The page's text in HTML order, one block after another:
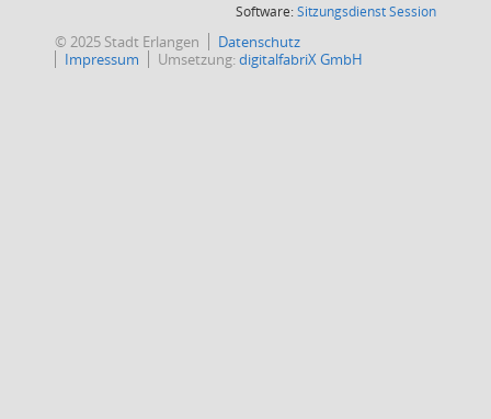
Software:SitzungsdienstSession(Wird in
© 2025 Stadt Erlangen
Datenschutz
Impressum
Umsetzung:digitalfabriX GmbH